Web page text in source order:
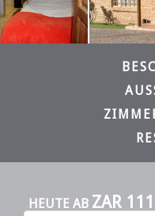
HEUTE AB ZAR